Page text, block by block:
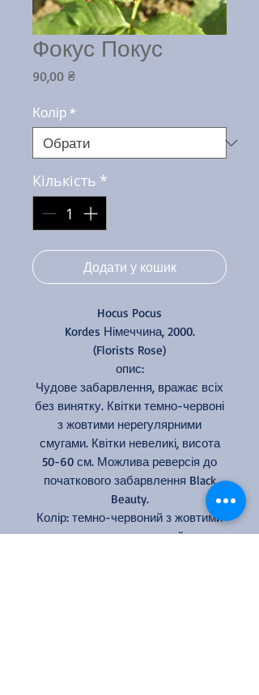
Фокус Покус
90,00 ₴Ціна
Колір*
Кількість *
Додати у кошик
Hocus Pocus
Kordes Німеччина, 2000.
(Florists Rose)
опис:
Чудове забарвлення, вражає всіх
без винятку. Квітки темно-червоні
з жовтими нерегулярними
смугами. Квітки невеликі, висота
50-60 см. Можлива реверсія до
початкового забарвлення Black
Beauty.
Колір: темно-червоний з жовтими
смугами, смугастий